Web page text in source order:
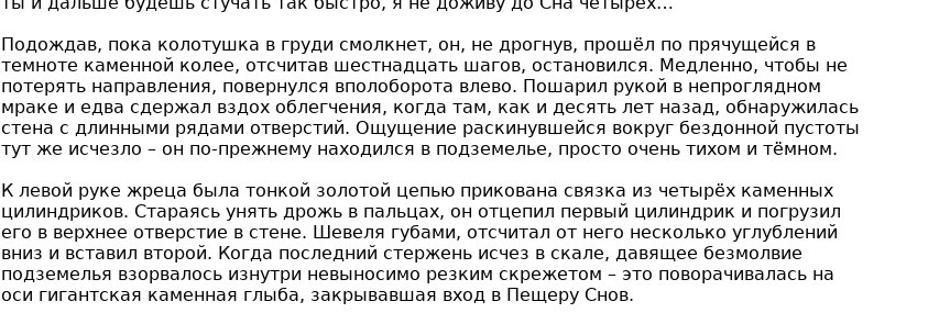
Подождав, пока колотушка в груди смолкнет, он, не дрогнув, прошёл по прячущейся в
темноте каменной колее, отсчитав шестнадцать шагов, остановился. Медленно, чтобы не
потерять направления, повернулся вполоборота влево. Пошарил рукой в непроглядном
мраке и едва сдержал вздох облегчения, когда там, как и десять лет назад, обнаружилась
стена с длинными рядами отверстий. Ощущение раскинувшейся вокруг бездонной пустоты
тут же исчезло – он по-прежнему находился в подземелье, просто очень тихом и тёмном.
К левой руке жреца была тонкой золотой цепью прикована связка из четырёх каменных
цилиндриков. Стараясь унять дрожь в пальцах, он отцепил первый цилиндрик и погрузил
его в верхнее отверстие в стене. Шевеля губами, отсчитал от него несколько углублений
вниз и вставил второй. Когда последний стержень исчез в скале, давящее безмолвие
подземелья взорвалось изнутри невыносимо резким скрежетом – это поворачивалась на
оси гигантская каменная глыба, закрывавшая вход в Пещеру Снов.